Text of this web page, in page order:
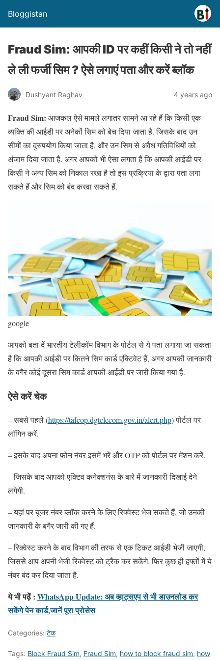
Bloggistan
Fraud Sim: आपकी ID पर कहीं किसी ने तो नहीं
ले ली फर्जी सिम ? ऐसे लगाएं पता और करें ब्लॉक
Dushyant Raghav 4 years ago
Fraud Sim: आजकल ऐसे मामले लगातर सामने आ रहे हैं कि किसी एक
व्यक्ति की आईडी पर अनेकों सिम को बेच दिया जाता है. जिसके बाद उन
सीमों का दुरुपयोग किया जाता है. और उन सिम से अवैध गतिविधियों को
अंजाम दिया जाता है. अगर आपको भी ऐसा लगता है कि आपकी आईडी पर
किसी ने अन्य सिम को निकाल रखा है तो इस प्रक्रिया के द्वारा पता लगा
सकते हैं और सिम को बंद करवा सकते हैं.
google
आपको बता दें भारतीय टेलीकॉम विभाग के पोर्टल से ये पता लगाया जा सकता
है कि आपकी आईडी पर कितने सिम कार्ड एक्टिवेट हैं, अगर आपकी जानकारी
के बगैर कोई दूसरा सिम कार्ड आपकी आईडी पर जारी किया गया है.
ऐसे करें चेक
– सबसे पहले (https://tafcop.dgtelecom.gov.in/alert.php) पोर्टल पर
लॉगिन करें.
– इसके बाद अपना फोन नंबर इसमें भरें और OTP को पोर्टल पर मेंशन करें.
– जिसके बाद आपको एक्टिव कनेक्शनंस के बारे में जानकारी दिखाई देने
लगेगी.
– यहां पर यूजर नंबर ब्लॉक करने के लिए रिक्वेस्ट भेज सकते हैं, जो उनकी
जानकारी के बगैर जारी की गए हैं.
– रिक्वेस्ट करने के बाद विभाग की तरफ से एक टिकट आईडी भेजी जाएगी,
जिससे आप अपनी भेजी रिक्वेस्ट को ट्रैक कर सकेंगे. फिर कुछ ही हफ्तों में ये
नंबर बंद कर दिया जाता है.
ये भी पढ़ें : WhatsApp Update: अब व्हाट्सएप से भी डाउनलोड कर
सकेंगे पेन कार्ड,जानें पूरा प्रोसेस
Categories: टेक
Tags: Block Fraud Sim, Fraud Sim, how to block fraud sim, how